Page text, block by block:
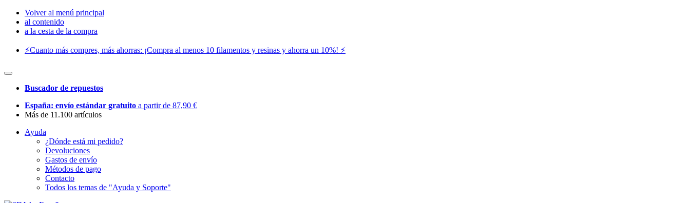
Volver al menú principal
al contenido
a la cesta de la compra
⚡️Cuanto más compres, más ahorras: ¡Compra al menos 10 filamentos y resinas y ahorra un 10%! ⚡️
Buscador de repuestos
España: envío estándar gratuito a partir de 87,90 €
Más de 11.100 artículos
Ayuda
¿Dónde está mi pedido?
Devoluciones
Gastos de envío
Métodos de pago
Contacto
Todos los temas de "Ayuda y Soporte"